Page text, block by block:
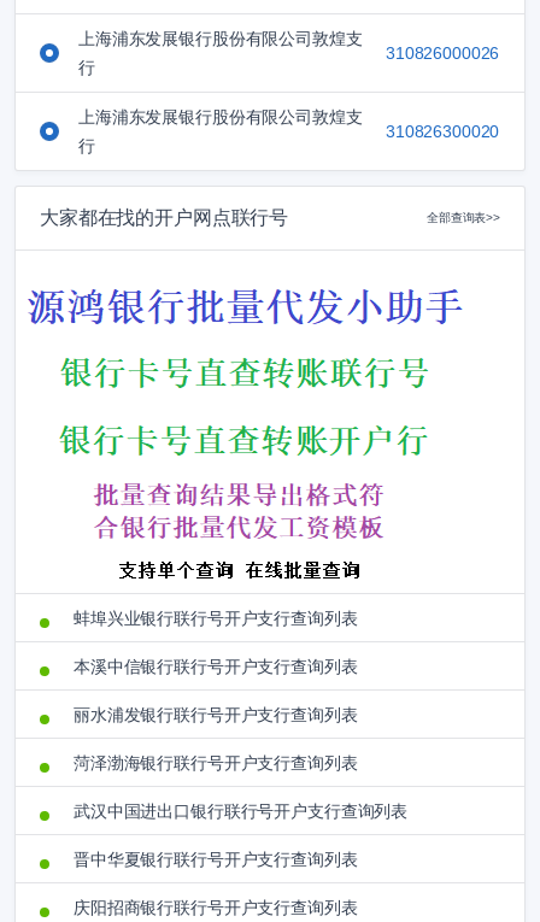
上海浦东发展银行股份有限公司敦煌支
行
310826000026
上海浦东发展银行股份有限公司敦煌支
行
310826300020
大家都在找的开户网点联行号 全部查询表>>
蚌埠兴业银行联行号开户支行查询列表
本溪中信银行联行号开户支行查询列表
丽水浦发银行联行号开户支行查询列表
菏泽渤海银行联行号开户支行查询列表
武汉中国进出口银行联行号开户支行查询列表
晋中华夏银行联行号开户支行查询列表
庆阳招商银行联行号开户支行查询列表